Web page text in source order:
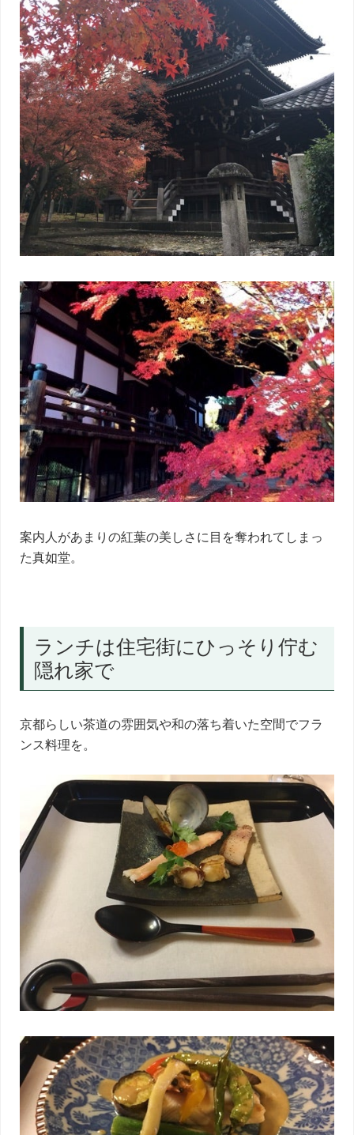
案内人があまりの紅葉の美しさに目を奪われてしまっ
た真如堂。
ランチは住宅街にひっそり佇む
隠れ家で
京都らしい茶道の雰囲気や和の落ち着いた空間でフラ
ンス料理を。